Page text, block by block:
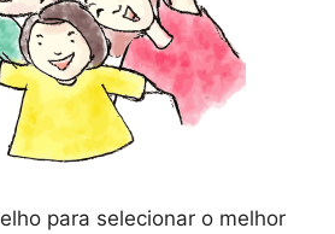
para selecionar o melhor